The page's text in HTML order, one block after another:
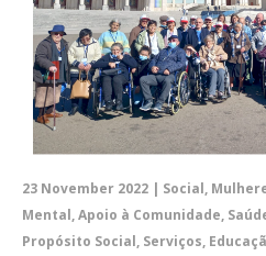
23 November 2022 | Social,
Mental, Apoio à Comunidade,
Propósito Social, Serviços,